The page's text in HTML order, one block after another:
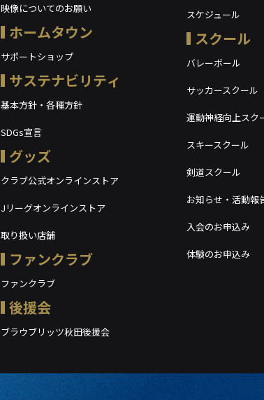
映像についてのお願い
ホームタウン
サポートショップ
サステナビリティ
基本方針・各種方針
SDGs宣言
グッズ
クラブ公式オンラインストア
Jリーグオンラインストア
取り扱い店舗
ファンクラブ
ファンクラブ
後援会
ブラウブリッツ秋田後援会
スケジュール
スクール
バレーボール
サッカースクール
運動神経向上スク
スキースクール
剣道スクール
お知らせ・活動報
入会のお申込み
体験のお申込み